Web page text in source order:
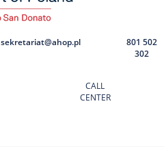
sekretariat@ahop.pl
CALL
CENTER
801 502
302